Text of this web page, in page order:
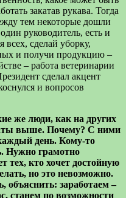
закатав рукава. Тогда
тем некоторые дошли
руководитель, есть и
всех, сделай уборку,
и получи продукцию –
– работа ветеринарии
сделал акцент
и вопросов
же люди, как на других
выше. Почему? С ними
день. Кому-то
Нужно грамотно
тех, кто хочет достойную
но это невозможно.
объяснить: заработаем –
станем по возможности